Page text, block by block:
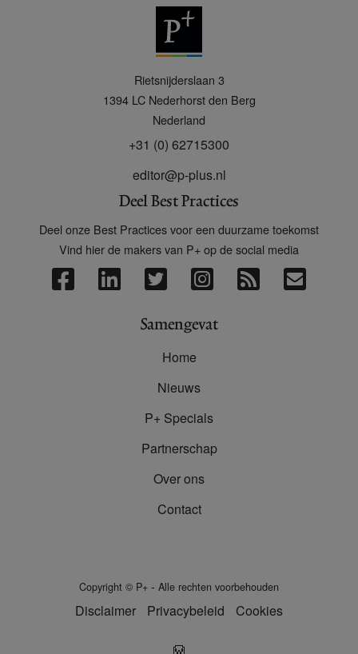
Rietsnijderslaan 3
1394 LC Nederhorst den Berg
Nederland
+31 (0) 62715300
editor@p-plus.nl
Deel Best Practices
Deel onze Best Practices voor een duurzame toekomst
Vind hier de makers van P+ op de social media
Samengevat
Home
Nieuws
P+ Specials
Partnerschap
Over ons
Contact
Copyright © P+ - Alle rechten voorbehouden
Disclaimer Privacybeleid Cookies